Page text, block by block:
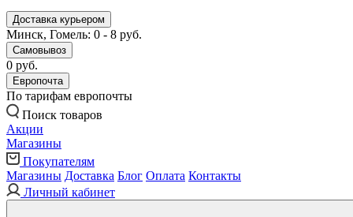
Доставка курьером
Минск, Гомель: 0 - 8 руб.
Самовывоз
0 руб.
Европочта
По тарифам европочты
Поиск товаров
Акции
Магазины
Покупателям
Магазины Доставка Блог Оплата Контакты
Личный кабинет